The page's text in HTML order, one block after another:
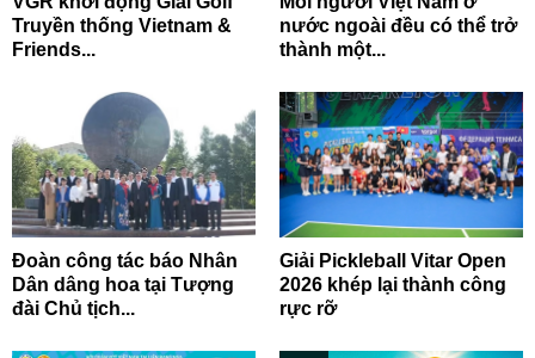
Truyền thống Vietnam &
Friends...
nước ngoài đều có thể trở
thành một...
Đoàn công tác báo Nhân
Dân dâng hoa tại Tượng
đài Chủ tịch...
Giải Pickleball Vitar Open
2026 khép lại thành công
rực rỡ